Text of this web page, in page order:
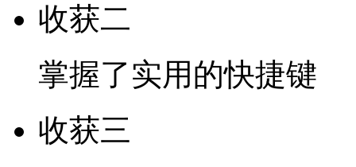
收获二
掌握了实用的快捷键
收获三